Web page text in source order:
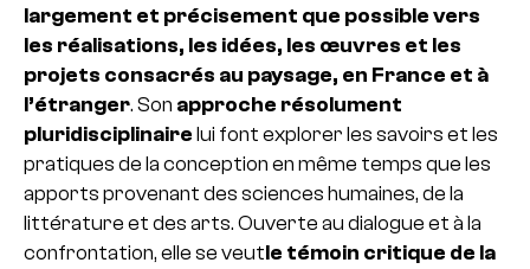
largement et précisement que possible vers
les réalisations, les idées, les œuvres et les
projets consacrés au paysage, en France et à
l’étranger. Son approche résolument
pluridisciplinaire lui font explorer les savoirs et les
pratiques de la conception en même temps que les
apports provenant des sciences humaines, de la
littérature et des arts. Ouverte au dialogue et à la
confrontation, elle se veutle témoin critique de la